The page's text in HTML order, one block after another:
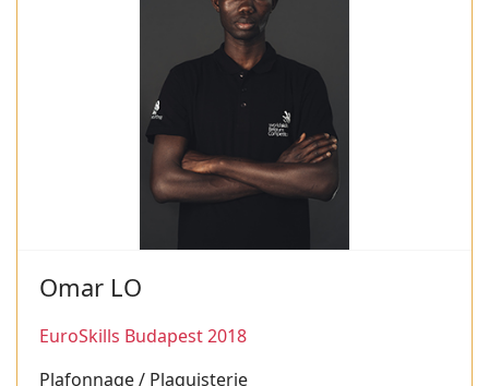
Omar LO
EuroSkills Budapest 2018
Plafonnage / Plaquisterie